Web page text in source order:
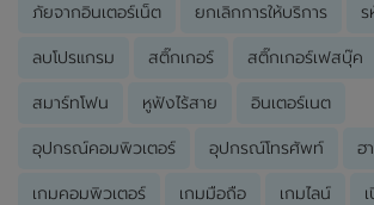
ภัยจากอินเตอร์เน็ต ยกเลิกการให้บริการ ร
ลบโปรแกรม สติ๊กเกอร์ สติ๊กเกอร์เฟสบุ๊ค
สมาร์ทโฟน หูฟังไร้สาย อินเตอร์เนต
อุปกรณ์คอมพิวเตอร์ อุปกรณ์โทรศัพท์ ฮ
เกมคอมพิวเตอร์ เกมมือถือ เกมไลน์